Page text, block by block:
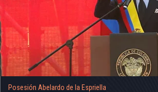
Posesión Abelardo de la Espriella